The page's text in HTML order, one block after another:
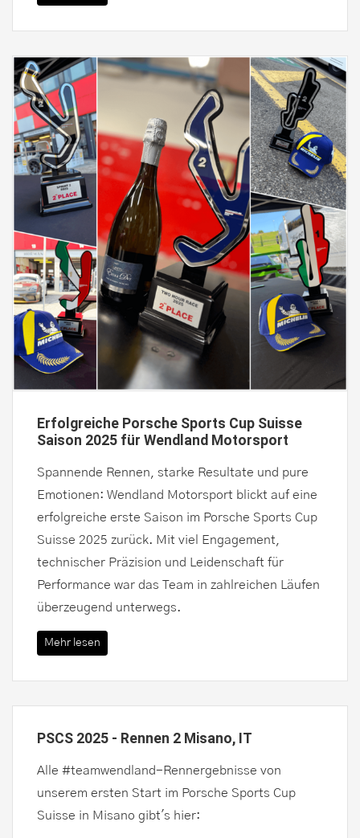
Erfolgreiche Porsche Sports Cup Suisse
Saison 2025 für Wendland Motorsport
Spannende Rennen, starke Resultate und pure
Emotionen: Wendland Motorsport blickt auf eine
erfolgreiche erste Saison im Porsche Sports Cup
Suisse 2025 zurück. Mit viel Engagement,
technischer Präzision und Leidenschaft für
Performance war das Team in zahlreichen Läufen
überzeugend unterwegs.
Mehr lesen
PSCS 2025 - Rennen 2 Misano, IT
Alle #teamwendland-Rennergebnisse von
unserem ersten Start im Porsche Sports Cup
Suisse in Misano gibt's hier: